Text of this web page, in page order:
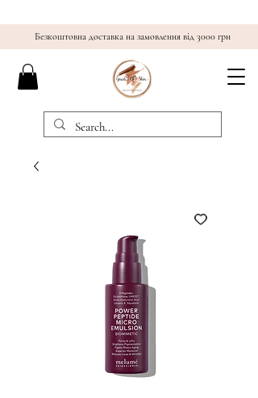
Безкоштовна доставка на замовлення від 3000 грн